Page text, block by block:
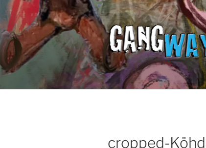
Zum
Inhalt
springen
cropped-